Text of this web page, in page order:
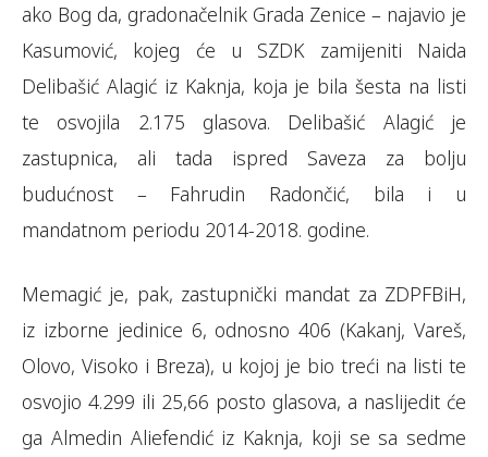
ako Bog da, gradonačelnik Grada Zenice – najavio je
Kasumović, kojeg će u SZDK zamijeniti Naida
Delibašić Alagić iz Kaknja, koja je bila šesta na listi
te osvojila 2.175 glasova. Delibašić Alagić je
zastupnica, ali tada ispred Saveza za bolju
budućnost – Fahrudin Radončić, bila i u
mandatnom periodu 2014-2018. godine.
Memagić je, pak, zastupnički mandat za ZDPFBiH,
iz izborne jedinice 6, odnosno 406 (Kakanj, Vareš,
Olovo, Visoko i Breza), u kojoj je bio treći na listi te
osvojio 4.299 ili 25,66 posto glasova, a naslijedit će
ga Almedin Aliefendić iz Kaknja, koji se sa sedme